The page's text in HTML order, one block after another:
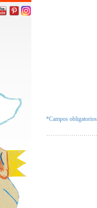
*Campos obligatorios